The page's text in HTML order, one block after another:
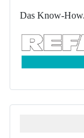
Das Know-How.